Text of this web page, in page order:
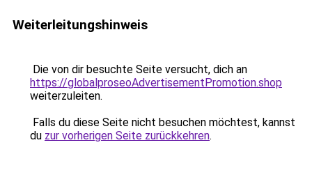
Weiterleitungshinweis
Die von dir besuchte Seite versucht, dich an
https://globalproseoAdvertisementPromotion.shop
weiterzuleiten.
Falls du diese Seite nicht besuchen möchtest, kannst
du zur vorherigen Seite zurückkehren.